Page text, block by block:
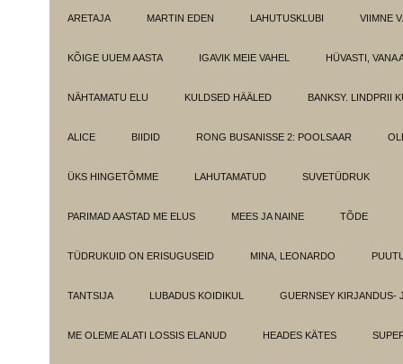
ARETAJA MARTIN EDEN LAHUTUSKLUBI VIIMNE
KÕIGE UUEM AASTA IGAVIK MEIE VAHEL HÜVASTI, VANA
NÄHTAMATU ELU KULDSED HÄÄLED BANKSY. LINDPRII
ALICE BIIDID RONG BUSANISSE 2: POOLSAAR
ÜKS HINGETÕMME LAHUTAMATUD SUVETÜDRUK
PARIMAD AASTAD ME ELUS MEES JA NAINE TÕDE
TÜDRUKUID ON ERISUGUSEID MINA, LEONARDO
TANTSIJA LUBADUS KOIDIKUL GUERNSEY KIRJANDUS-
ME OLEME ALATI LOSSIS ELANUD HEADES KÄTES